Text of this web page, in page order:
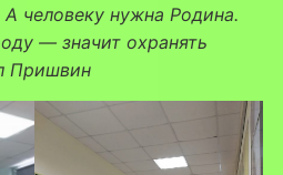
А человеку нужна Родина.
— значит охранять
Пришвин